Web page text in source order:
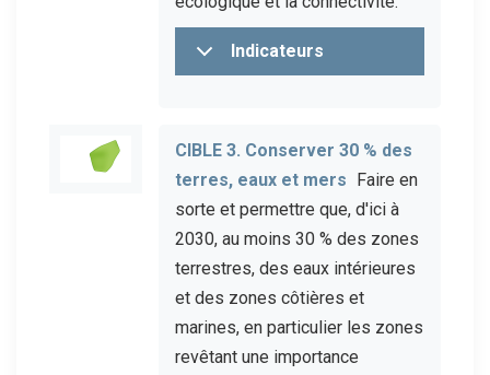
Indicateurs
CIBLE 3. Conserver 30 % des
terres, eaux et mers Faire en
sorte et permettre que, d'ici à
2030, au moins 30 % des zones
terrestres, des eaux intérieures
et des zones côtières et
marines, en particulier les zones
revêtant une importance